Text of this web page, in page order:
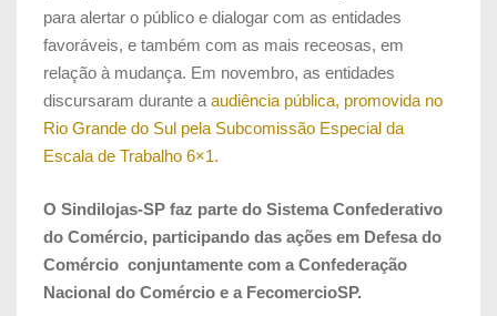
para alertar o público e dialogar com as entidades
favoráveis, e também com as mais receosas, em
relação à mudança. Em novembro, as entidades
discursaram durante a audiência pública, promovida no
Rio Grande do Sul pela Subcomissão Especial da
Escala de Trabalho 6×1.
O Sindilojas-SP faz parte do Sistema Confederativo
do Comércio, participando das ações em Defesa do
Comércio conjuntamente com a Confederação
Nacional do Comércio e a FecomercioSP.